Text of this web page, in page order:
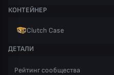
КОНТЕЙНЕР
Clutch Case
ДЕТАЛИ
Рейтинг сообщества